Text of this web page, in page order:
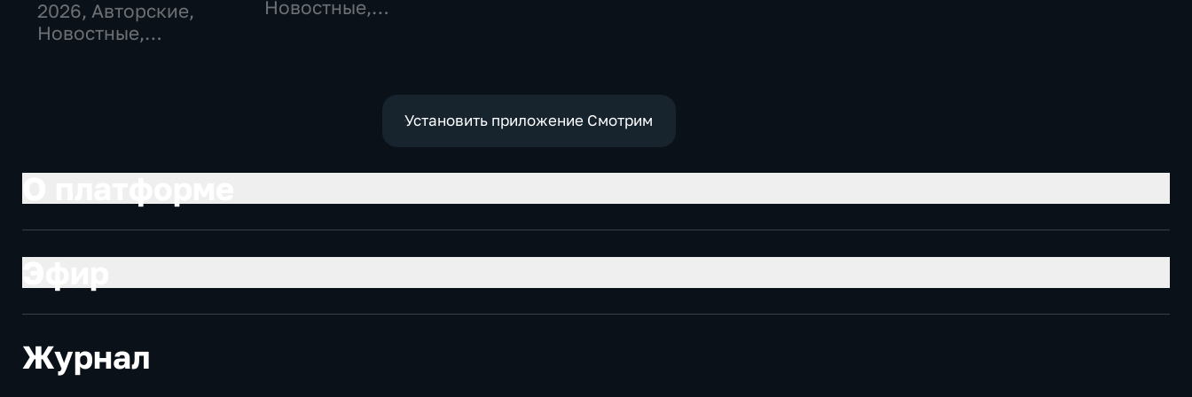
2026, Авторские,
Новостные,
Новостные,
Установить приложение Смотрим
Журнал